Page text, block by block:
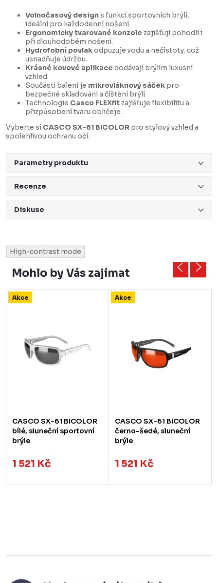
Volnočasový designs funkcí sportovních brýlí,
ideální pro každodenní nošení.
Ergonomicky tvarované konzole zajišťují pohodlí i
při dlouhodobém nošení.
Hydrofobní povlakodpuzuje vodu a nečistoty, což
usnadňuje údržbu.
Krásné kovové aplikace dodávají brýlím luxusní
vzhled.
Součástí balení je mikrovláknový sáček pro
bezpečné skladování a čištění brýlí.
Technologie Casco FLEXfit zajišťuje flexibilitu a
přizpůsobení tvaru obličeje.
Vyberte si CASCO SX-61 BICOLOR pro stylový vzhled a
spolehlivou ochranu očí.
Parametry produktu
Recenze
Diskuse
High-contrast mode
Mohlo by Vás zajímat
Akce
CASCO SX-61 BICOLOR
bílé, sluneční sportovní
brýle
1 521 Kč
Akce
CASCO SX-61 BICOLOR
černo-šedé, sluneční
brýle
1 521 Kč